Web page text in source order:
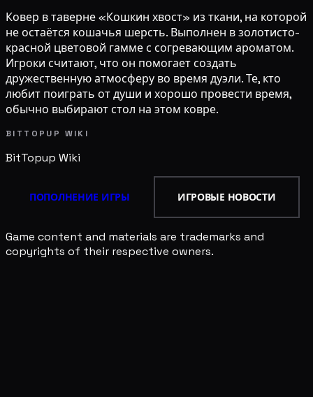
Ковер в таверне «Кошкин хвост» из ткани, на которой
не остаётся кошачья шерсть. Выполнен в золотисто-
красной цветовой гамме с согревающим ароматом.
Игроки считают, что он помогает создать
дружественную атмосферу во время дуэли. Те, кто
любит поиграть от души и хорошо провести время,
обычно выбирают стол на этом ковре.
BITTOPUP WIKI
BitTopup Wiki
ПОПОЛНЕНИЕ ИГРЫ ИГРОВЫЕ НОВОСТИ
Game content and materials are trademarks and
copyrights of their respective owners.